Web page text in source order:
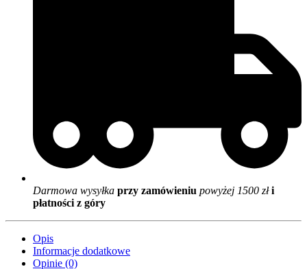
Darmowa wysyłka przy zamówieniu powyżej 1500 złi
płatności z góry
Opis
Informacje dodatkowe
Opinie (0)